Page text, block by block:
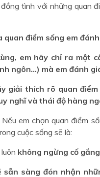
tình với những quan
quan điểm sống em
em hãy chỉ ra một
ngôn...) mà em đánh
giải thích rõ quan
nghĩ và thái độ hàng
Nếu em chọn quan điểm
cuộc sống sẽ là:
không ngừng cố gắng
sẵn sàng đón nhận